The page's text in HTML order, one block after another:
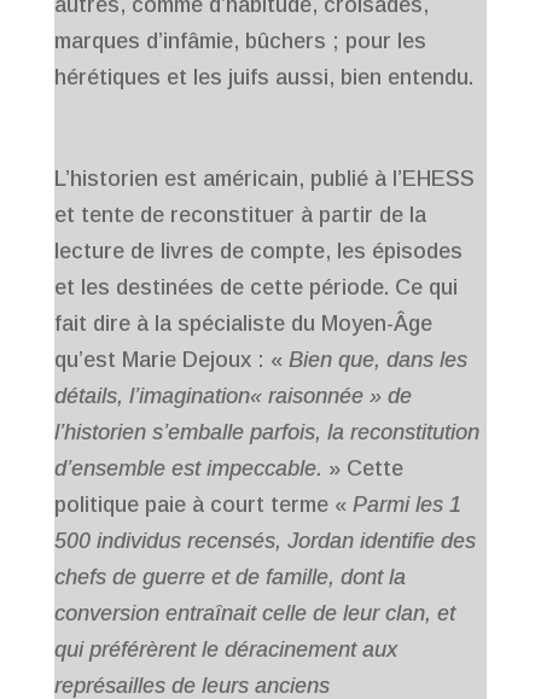
autres, comme d’habitude, croisades,
marques d’infâmie, bûchers ; pour les
hérétiques et les juifs aussi, bien entendu.
L’historien est américain, publié à l’EHESS
et tente de reconstituer à partir de la
lecture de livres de compte, les épisodes
et les destinées de cette période. Ce qui
fait dire à la spécialiste du Moyen-Âge
qu’est Marie Dejoux : « Bien que, dans les
détails, l’imagination« raisonnée » de
l’historien s’emballe parfois, la reconstitution
d’ensemble est impeccable. » Cette
politique paie à court terme « Parmi les 1
500 individus recensés, Jordan identifie des
chefs de guerre et de famille, dont la
conversion entraînait celle de leur clan, et
qui préférèrent le déracinement aux
représailles de leurs anciens